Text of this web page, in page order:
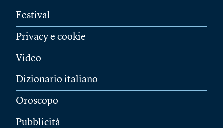
Festival
Privacy e cookie
Video
Dizionario italiano
Oroscopo
Pubblicità